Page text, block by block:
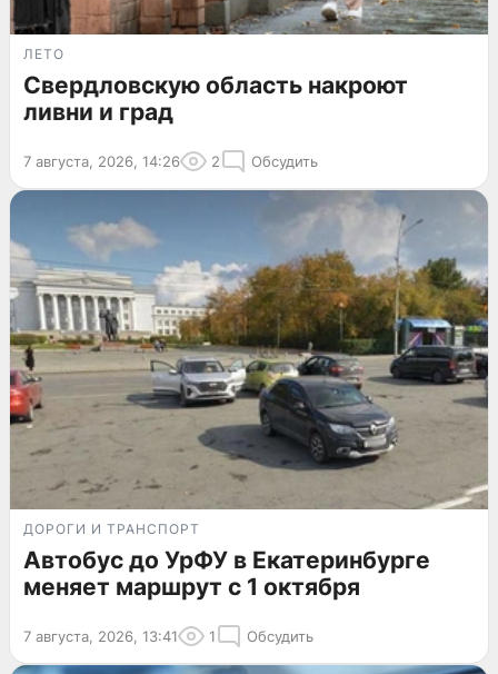
ЛЕТО
Свердловскую область накроют
ливни и град
7 августа, 2026, 14:26 2 Обсудить
ДОРОГИ И ТРАНСПОРТ
Автобус до УрФУ в Екатеринбурге
меняет маршрут с 1 октября
7 августа, 2026, 13:41 1 Обсудить